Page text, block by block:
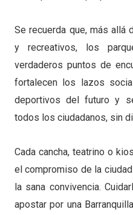
Se recuerda que, más allá
y recreativos, los
verdaderos puntos de
fortalecen los lazos
deportivos del futuro y
todos los ciudadanos, sin
Cada cancha, teatrino o
el compromiso de la
la sana convivencia.
apostar por una